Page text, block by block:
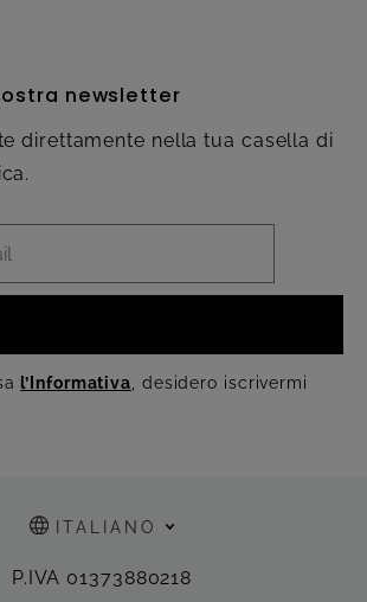
newsletter
direttamente nella tua casella di
l’Informativa , desidero iscrivermi
ITALIANO
P.IVA 01373880218